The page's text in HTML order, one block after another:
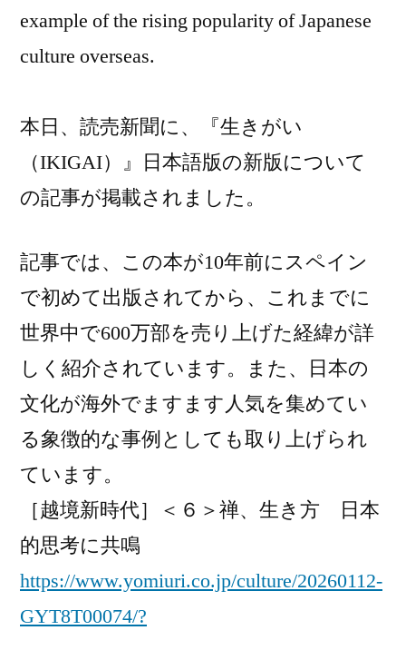
example of the rising popularity of Japanese
culture overseas.
本日、読売新聞に、『生きがい
（IKIGAI）』日本語版の新版について
の記事が掲載されました。
記事では、この本が10年前にスペイン
で初めて出版されてから、これまでに
世界中で600万部を売り上げた経緯が詳
しく紹介されています。また、日本の
文化が海外でますます人気を集めてい
る象徴的な事例としても取り上げられ
ています。
［越境新時代］＜６＞禅、生き方 日本
的思考に共鳴
https://www.yomiuri.co.jp/culture/20260112-
GYT8T00074/?